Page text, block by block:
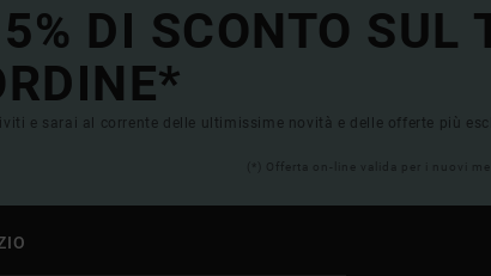
DI SCONTO SUL
e sarai al corrente delle ultimissime novità e delle offerte più
(*) Offerta on-line valida per i nuovi